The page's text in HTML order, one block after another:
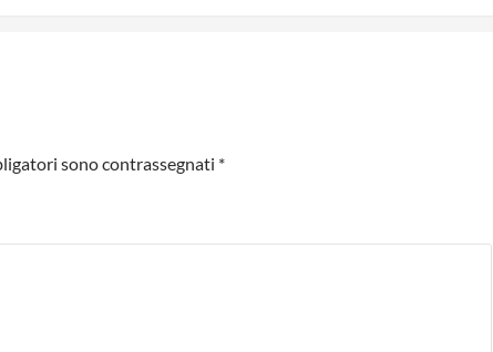
sono contrassegnati *